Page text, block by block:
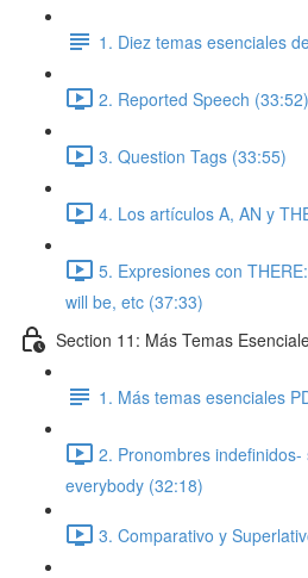
1. Diez temas esenciales
2. Reported Speech (33:52)
3. Question Tags (33:55)
4. Los artículos A, AN y
5. Expresiones con
will be, etc (37:33)
Section 11: Más Temas
1. Más temas esenciales
2. Pronombres
everybody (32:18)
3. Comparativo y